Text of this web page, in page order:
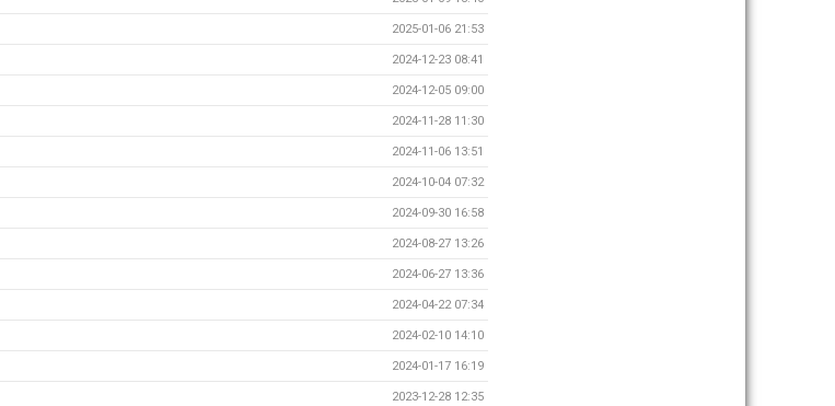
2025-01-06 21:53
2024-12-23 08:41
2024-12-05 09:00
2024-11-28 11:30
2024-11-06 13:51
2024-10-04 07:32
2024-09-30 16:58
2024-08-27 13:26
2024-06-27 13:36
2024-04-22 07:34
2024-02-10 14:10
2024-01-17 16:19
2023-12-28 12:35